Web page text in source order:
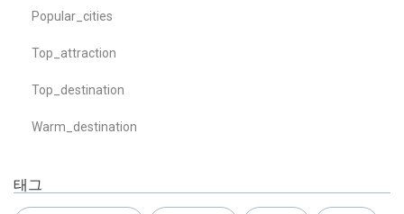
Popular_cities
Top_attraction
Top_destination
Warm_destination
태그